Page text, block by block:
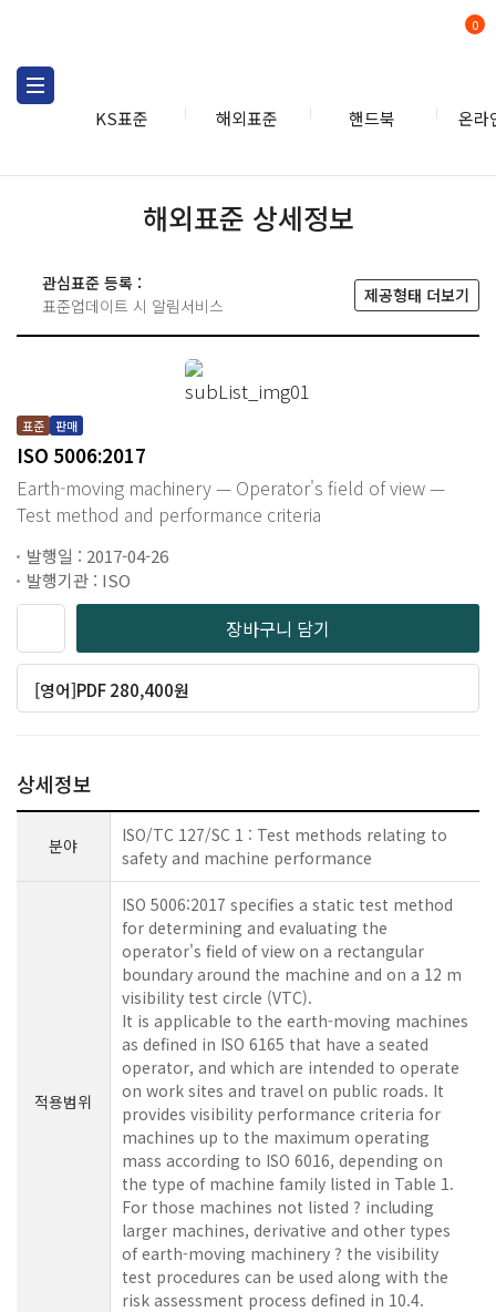
KS표준 해외표준 핸드북 온라
0
해외표준 상세정보
관심표준 등록 :
표준업데이트 시 알림서비스
제공형태 더보기
표준 판매
ISO 5006:2017
Earth-moving machinery — Operator's field of view —
Test method and performance criteria
발행일 : 2017-04-26
발행기관 : ISO
장바구니 담기
[영어]PDF 280,400원
상세정보
분야
ISO/TC 127/SC 1 : Test methods relating to
safety and machine performance
적용범위
ISO 5006:2017 specifies a static test method
for determining and evaluating the
operator's field of view on a rectangular
boundary around the machine and on a 12 m
visibility test circle (VTC).
It is applicable to the earth-moving machines
as defined in ISO 6165 that have a seated
operator, and which are intended to operate
on work sites and travel on public roads. It
provides visibility performance criteria for
machines up to the maximum operating
mass according to ISO 6016, depending on
the type of machine family listed in Table 1.
For those machines not listed ? including
larger machines, derivative and other types
of earth-moving machinery ? the visibility
test procedures can be used along with the
risk assessment process defined in 10.4.